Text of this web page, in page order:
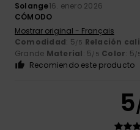
Solange16. enero 2026
CÓMODO
Mostrar original - Français
Comodidad: 5/5 Relación
Grande Material: 5/5 Color: 5/
Recomiendo este producto
5